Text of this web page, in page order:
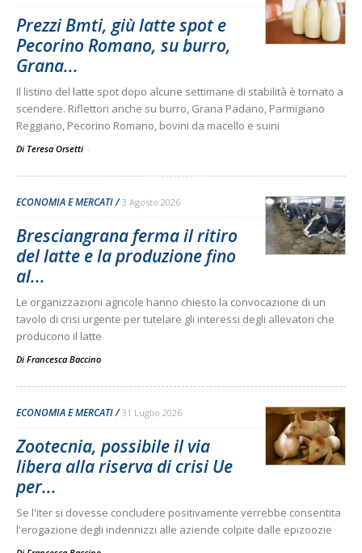
Prezzi Bmti, giù latte spot e
Pecorino Romano, su burro,
Grana...
Il listino del latte spot dopo alcune settimane di stabilità è tornato a
scendere. Riflettori anche su burro, Grana Padano, Parmigiano
Reggiano, Pecorino Romano, bovini da macello e suini
Di Teresa Orsetti -
ECONOMIA E MERCATI 3 Agosto 2026
Bresciangrana ferma il ritiro
del latte e la produzione fino
al...
Le organizzazioni agricole hanno chiesto la convocazione di un
tavolo di crisi urgente per tutelare gli interessi degli allevatori che
producono il latte
Di Francesca Baccino
ECONOMIA E MERCATI 31 Luglio 2026
Zootecnia, possibile il via
libera alla riserva di crisi Ue
per...
Se l'iter si dovesse concludere positivamente verrebbe consentita
l'erogazione degli indennizzi alle aziende colpite dalle epizoozie